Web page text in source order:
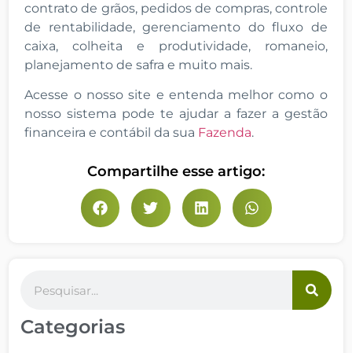
contrato de grãos, pedidos de compras, controle
de rentabilidade, gerenciamento do fluxo de
caixa, colheita e produtividade, romaneio,
planejamento de safra e muito mais.
Acesse o nosso site e entenda melhor como o
nosso sistema pode te ajudar a fazer a gestão
financeira e contábil da sua Fazenda.
Compartilhe esse artigo:
Categorias